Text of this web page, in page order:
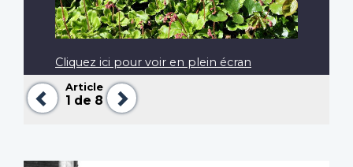
Précédent
Article
1 de 8
Suivant
Cliquez ici pour voir en plein écran